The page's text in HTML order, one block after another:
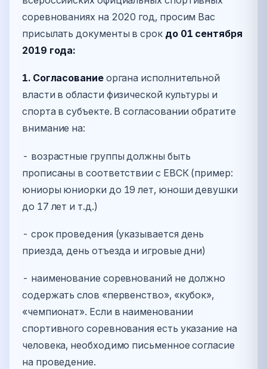
соревнованиях на 2020 год, просим Вас
присылать документы в срок до 01 сентября
2019 года:
1. Согласованиеоргана исполнительной
власти в области физической культуры и
спорта в субъекте. В согласовании обратите
внимание на:
- возрастные группы должны быть
прописаны в соответствии с ЕВСК (пример:
юниоры юниорки до 19 лет, юноши девушки
до 17 лет и т.д.)
- срок проведения (указывается день
приезда, день отъезда и игровые дни)
- наименование соревнований не должно
содержать слов «первенство», «кубок»,
«чемпионат». Если в наименовании
спортивного соревнования есть указание на
человека, необходимо письменное согласие
на проведение.